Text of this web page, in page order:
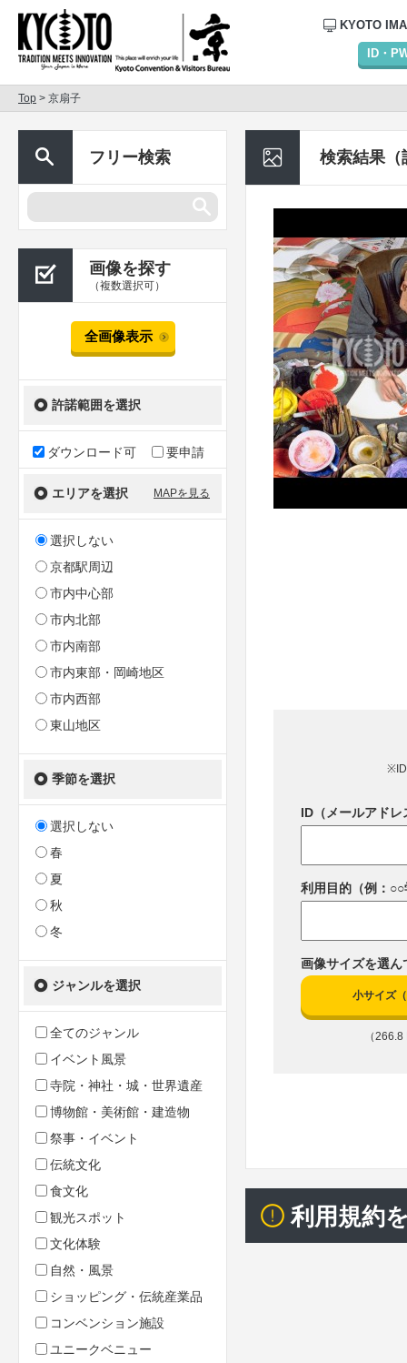
KYOTO
ID・
Top > 京扇子
フリー検索
画像を探す
（複数選択可）
全画像表示
許諾範囲を選択
ダウンロード可 要申請
エリアを選択 MAPを見る
選択しない
京都駅周辺
市内中心部
市内北部
市内南部
市内東部・岡崎地区
市内西部
東山地区
季節を選択
選択しない
春
夏
秋
冬
ジャンルを選択
全てのジャンル
イベント風景
寺院・神社・城・世界遺産
博物館・美術館・建造物
祭事・イベント
伝統文化
食文化
観光スポット
文化体験
自然・風景
ショッピング・伝統産業品
コンベンション施設
ユニークベニュー
検索結果（
※ID
ID（メールアドレ
利用目的（例：
画像サイズを選ん
小サイズ
（
利用規約